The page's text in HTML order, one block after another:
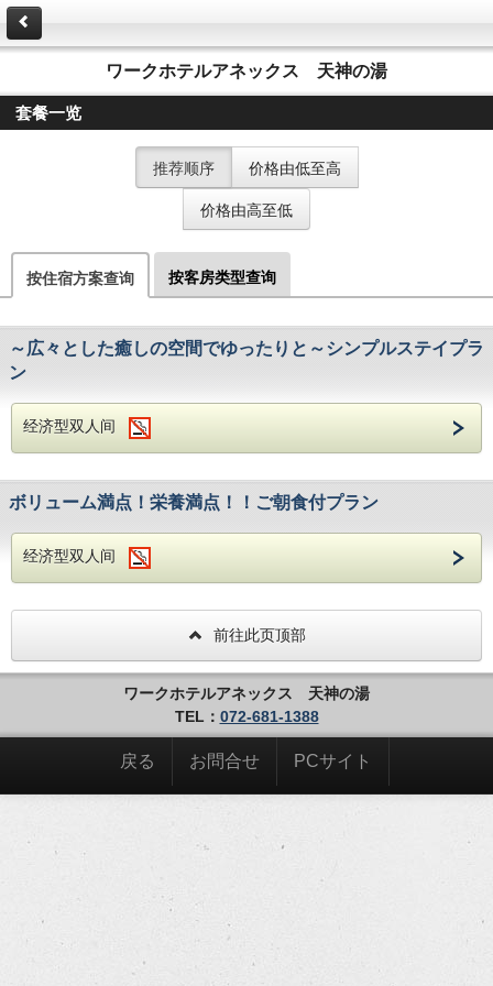
ワークホテルアネックス 天神の湯
套餐一览
推荐顺序
价格由低至高
价格由高至低
按住宿方案查询 按客房类型查询
～広々とした癒しの空間でゆったりと～シンプルステイプラ
ン
经济型双人间
ボリューム満点！栄養満点！！ご朝食付プラン
经济型双人间
前往此页顶部
ワークホテルアネックス 天神の湯
TEL： 072-681-1388
戻る お問合せ PCサイト